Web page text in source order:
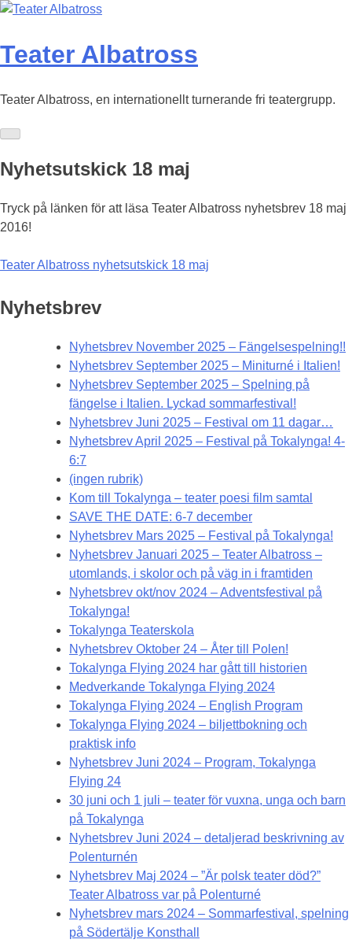
Skip
content
Teater Albatross
Teater Albatross, en internationellt turnerande fri teatergrupp.
Nyhetsutskick 18 maj
Tryck på länken för att läsa Teater Albatross nyhetsbrev 18 maj
2016!
Teater Albatross nyhetsutskick 18 maj
Nyhetsbrev
Nyhetsbrev November 2025 – Fängelsespelning!!
Nyhetsbrev September 2025 – Miniturné i Italien!
Nyhetsbrev September 2025 – Spelning på
fängelse i Italien. Lyckad sommarfestival!
Nyhetsbrev Juni 2025 – Festival om 11 dagar…
Nyhetsbrev April 2025 – Festival på Tokalynga! 4-
6:7
(ingen rubrik)
Kom till Tokalynga – teater poesi film samtal
SAVE THE DATE: 6-7 december
Nyhetsbrev Mars 2025 – Festival på Tokalynga!
Nyhetsbrev Januari 2025 – Teater Albatross –
utomlands, i skolor och på väg in i framtiden
Nyhetsbrev okt/nov 2024 – Adventsfestival på
Tokalynga!
Tokalynga Teaterskola
Nyhetsbrev Oktober 24 – Åter till Polen!
Tokalynga Flying 2024 har gått till historien
Medverkande Tokalynga Flying 2024
Tokalynga Flying 2024 – English Program
Tokalynga Flying 2024 – biljettbokning och
praktisk info
Nyhetsbrev Juni 2024 – Program, Tokalynga
Flying 24
30 juni och 1 juli – teater för vuxna, unga och barn
på Tokalynga
Nyhetsbrev Juni 2024 – detaljerad beskrivning av
Polenturnén
Nyhetsbrev Maj 2024 – ”Är polsk teater död?”
Teater Albatross var på Polenturné
Nyhetsbrev mars 2024 – Sommarfestival, spelning
på Södertälje Konsthall